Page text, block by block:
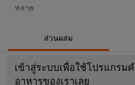
หลาย
ส่วนผสม
เข้าสู่ระบบเพื่อใช้โปรแกร
อาหารของเราเลย